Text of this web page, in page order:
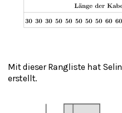
Mit dieser Rangliste hat
erstellt.